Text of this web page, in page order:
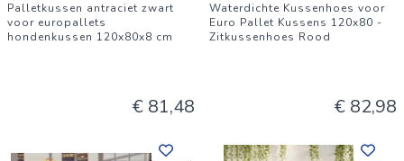
Palletkussen antraciet zwart
voor europallets
hondenkussen 120x80x8 cm
€ 81,48
Waterdichte Kussenhoes voor
Euro Pallet Kussens 120x80 -
Zitkussenhoes Rood
€ 82,98